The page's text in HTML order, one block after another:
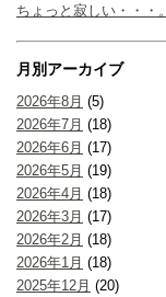
ちょっと寂しい・・・。
月別アーカイブ
2026年8月 (5)
2026年7月 (18)
2026年6月 (17)
2026年5月 (19)
2026年4月 (18)
2026年3月 (17)
2026年2月 (18)
2026年1月 (18)
2025年12月 (20)